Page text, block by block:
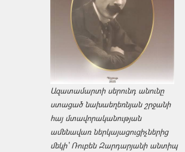
Ազատամարտի սերունդ անունը
ստացած նախաեղեռնյան շրջանի
հայ մտավորականության
ամենավառ ներկայացուցիչներից
մեկի՝ Ռուբեն Զարդարյանի անտիպ